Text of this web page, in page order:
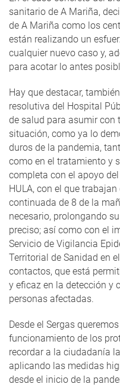
sanitario de A Mariña,
de A Mariña como los
están realizando un
cualquier nuevo caso y,
para acotar lo antes
Hay que destacar,
resolutiva del Hospital
de salud para asumir con
situación, como ya lo
duros de la pandemia,
como en el tratamiento y
completa con el apoyo
HULA, con el que
continuada de 8 de la
necesario, prolongando
preciso; así como con el
Servicio de Vigilancia
Territorial de Sanidad en
contactos, que está
y eficaz en la detección y
personas afectadas.
Desde el Sergas
funcionamiento de los
recordar a la ciudadanía
aplicando las medidas
desde el inicio de la